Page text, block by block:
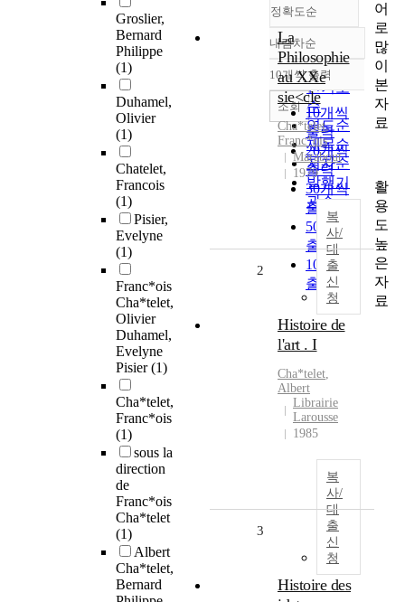
Groslier,
Bernard
Philippe
(1)
Duhamel,
Olivier
(1)
Chatelet,
Francois
(1)
Pisier,
Evelyne
(1)
Franc*ois
Cha*telet,
Olivier
Duhamel,
Evelyne
Pisier(1)
Cha*telet,
Franc*ois
(1)
sous la
direction
de
Franc*ois
Cha*telet
(1)
Albert
Cha*telet,
Bernard
정확도순
정확도
순
인기도
순
연도순
제목순
저자순
발행기
관순
내림차순
내림차순
10개씩 출력
10개씩
출력
20개씩
출력
30개씩
출력
50개씩
출력
100개씩
출력
조회
La
Philosophie
au XXe
sie<cle
Cha*telet,
Franc*ois
Marabout
1979
복
사/
대
출
신
청
2
Histoire de
l'art . I
Cha*telet,
Albert
Librairie
Larousse
1985
복
사/
대
출
신
청
3
Histoire des
어
로
많
이
본
자
료
활
용
도
높
은
자
료